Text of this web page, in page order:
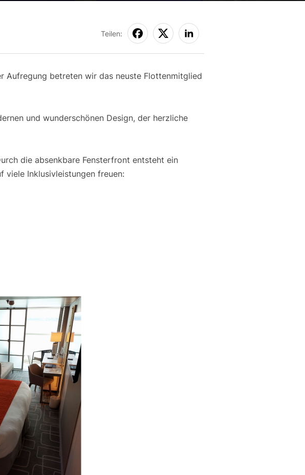
Teilen:
Aufregung betreten wir das neuste Flottenmitglied
und wunderschönen Design, der herzliche
die absenkbare Fensterfront entsteht ein
viele Inklusivleistungen freuen: